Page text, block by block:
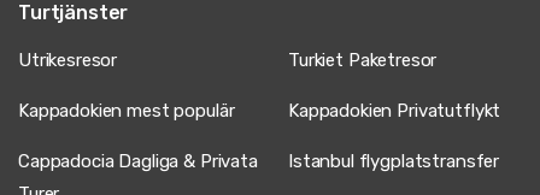
Turtjänster
Utrikesresor Turkiet Paketresor
Kappadokien mest populär Kappadokien Privatutflykt
Cappadocia Dagliga & Privata
Istanbul flygplatstransfer